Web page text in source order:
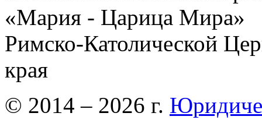
«Мария - Царица Мира»
Римско-Католической
края
© 2014 – 2026 г.